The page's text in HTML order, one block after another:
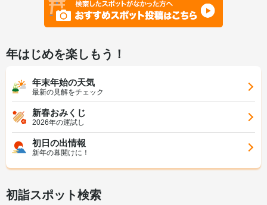
年はじめを楽しもう！
年末年始の天気
最新の見解をチェック
新春おみくじ
2026年の運試し
初日の出情報
新年の幕開けに！
初詣スポット検索